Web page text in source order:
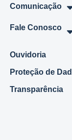
Comunicação
Fale Conosco
Ouvidoria
Proteção de
Transparência